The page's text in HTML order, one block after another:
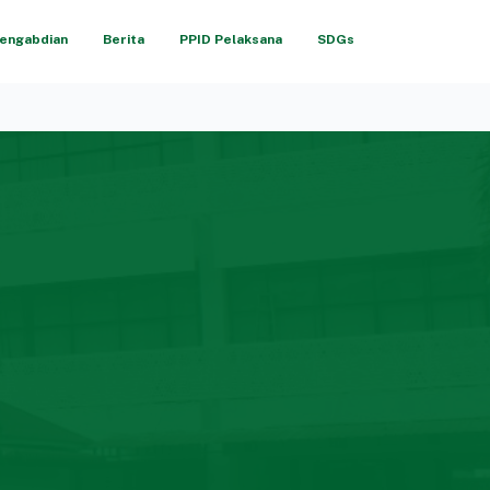
Berita PPID Pelaksana SDGs